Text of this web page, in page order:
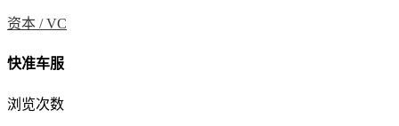
资本 /VC
快准车服
浏览次数